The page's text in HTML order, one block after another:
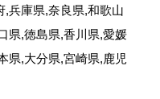
,兵庫県,奈良県,和歌山
県,徳島県,香川県,愛媛
県,大分県,宮崎県,鹿児